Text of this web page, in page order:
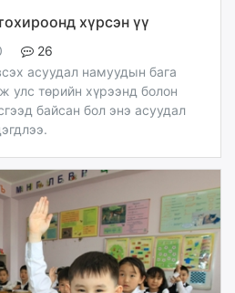
хүрсэн үү
26
асуудал намуудын бага
улс төрийн хүрээнд болон
байсан бол энэ асуудал